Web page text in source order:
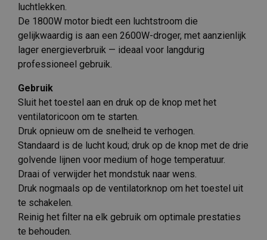
luchtlekken.
De 1800W motor biedt een luchtstroom die
gelijkwaardig is aan een 2600W-droger, met aanzienlijk
lager energieverbruik — ideaal voor langdurig
professioneel gebruik.
Gebruik
Sluit het toestel aan en druk op de knop met het
ventilatoricoon om te starten.
Druk opnieuw om de snelheid te verhogen.
Standaard is de lucht koud; druk op de knop met de drie
golvende lijnen voor medium of hoge temperatuur.
Draai of verwijder het mondstuk naar wens.
Druk nogmaals op de ventilatorknop om het toestel uit
te schakelen.
Reinig het filter na elk gebruik om optimale prestaties
te behouden.